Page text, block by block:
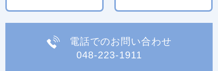
電話でのお問い合わせ
048-223-1911